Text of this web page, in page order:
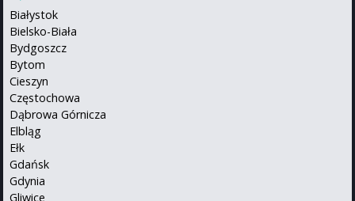
Białystok
Bielsko-Biała
Bydgoszcz
Bytom
Cieszyn
Częstochowa
Dąbrowa Górnicza
Elbląg
Ełk
Gdańsk
Gdynia
Gliwice